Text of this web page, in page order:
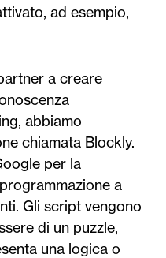
ad esempio,
a creare
abbiamo
chiamata Blockly.
per la
a
Gli script vengono
di un puzzle,
una logica o